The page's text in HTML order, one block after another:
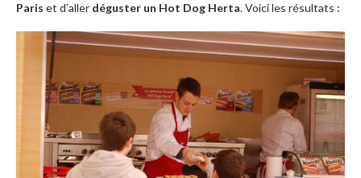
Paris et d’aller déguster un Hot Dog Herta. Voici les résultats :